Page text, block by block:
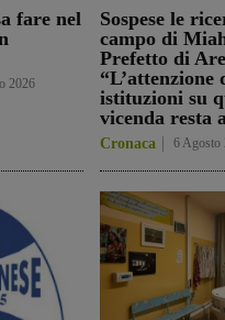
fare nel
2026
Sospese le
campo di
Prefetto di
“L’attenzione
istituzioni su
vicenda resta
Cronaca 6 Agosto